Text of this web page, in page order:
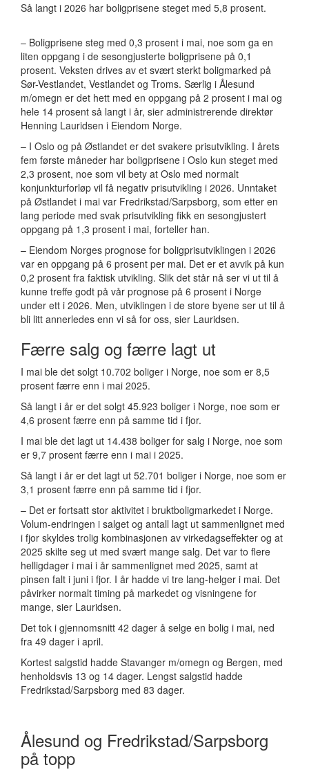
Så langt i 2026 har boligprisene steget med 5,8 prosent.
– Boligprisene steg med 0,3 prosent i mai, noe som ga en
liten oppgang i de sesongjusterte boligprisene på 0,1
prosent. Veksten drives av et svært sterkt boligmarked på
Sør-Vestlandet, Vestlandet og Troms. Særlig i Ålesund
m/omegn er det hett med en oppgang på 2 prosent i mai og
hele 14 prosent så langt i år, sier administrerende direktør
Henning Lauridsen i Eiendom Norge.
– I Oslo og på Østlandet er det svakere prisutvikling. I årets
fem første måneder har boligprisene i Oslo kun steget med
2,3 prosent, noe som vil bety at Oslo med normalt
konjunkturforløp vil få negativ prisutvikling i 2026. Unntaket
på Østlandet i mai var Fredrikstad/Sarpsborg, som etter en
lang periode med svak prisutvikling fikk en sesongjustert
oppgang på 1,3 prosent i mai, forteller han.
– Eiendom Norges prognose for boligprisutviklingen i 2026
var en oppgang på 6 prosent per mai. Det er et avvik på kun
0,2 prosent fra faktisk utvikling. Slik det står nå ser vi ut til å
kunne treffe godt på vår prognose på 6 prosent i Norge
under ett i 2026. Men, utviklingen i de store byene ser ut til å
bli litt annerledes enn vi så for oss, sier Lauridsen.
Færre salg og færre lagt ut
I mai ble det solgt 10.702 boliger i Norge, noe som er 8,5
prosent færre enn i mai 2025.
Så langt i år er det solgt 45.923 boliger i Norge, noe som er
4,6 prosent færre enn på samme tid i fjor.
I mai ble det lagt ut 14.438 boliger for salg i Norge, noe som
er 9,7 prosent færre enn i mai i 2025.
Så langt i år er det lagt ut 52.701 boliger i Norge, noe som er
3,1 prosent færre enn på samme tid i fjor.
– Det er fortsatt stor aktivitet i bruktboligmarkedet i Norge.
Volum-endringen i salget og antall lagt ut sammenlignet med
i fjor skyldes trolig kombinasjonen av virkedagseffekter og at
2025 skilte seg ut med svært mange salg. Det var to flere
helligdager i mai i år sammenlignet med 2025, samt at
pinsen falt i juni i fjor. I år hadde vi tre lang-helger i mai. Det
påvirker normalt timing på markedet og visningene for
mange, sier Lauridsen.
Det tok i gjennomsnitt 42 dager å selge en bolig i mai, ned
fra 49 dager i april.
Kortest salgstid hadde Stavanger m/omegn og Bergen, med
henholdsvis 13 og 14 dager. Lengst salgstid hadde
Fredrikstad/Sarpsborg med 83 dager.
Ålesund og Fredrikstad/Sarpsborg
på topp